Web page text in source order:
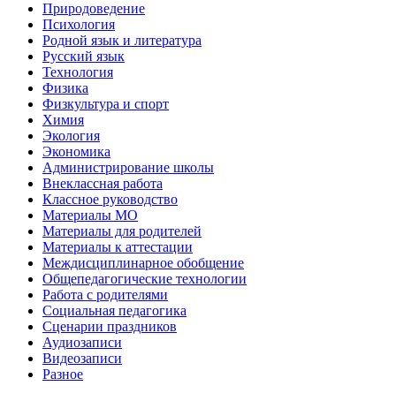
Природоведение
Психология
Родной язык и литература
Русский язык
Технология
Физика
Физкультура и спорт
Химия
Экология
Экономика
Администрирование школы
Внеклассная работа
Классное руководство
Материалы МО
Материалы для родителей
Материалы к аттестации
Междисциплинарное обобщение
Общепедагогические технологии
Работа с родителями
Социальная педагогика
Сценарии праздников
Аудиозаписи
Видеозаписи
Разное